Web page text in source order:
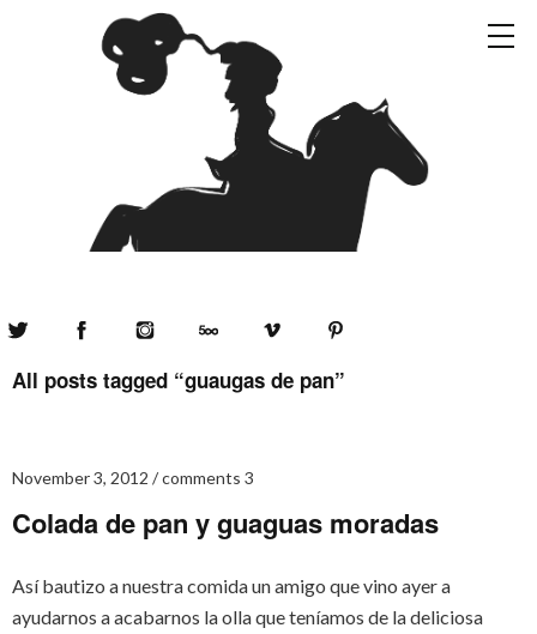
All posts tagged “guaugas de pan”
November 3, 2012 comments 3
Colada de pan y guaguas moradas
Así bautizo a nuestra comida un amigo que vino ayer a
ayudarnos a acabarnos la olla que teníamos de la deliciosa